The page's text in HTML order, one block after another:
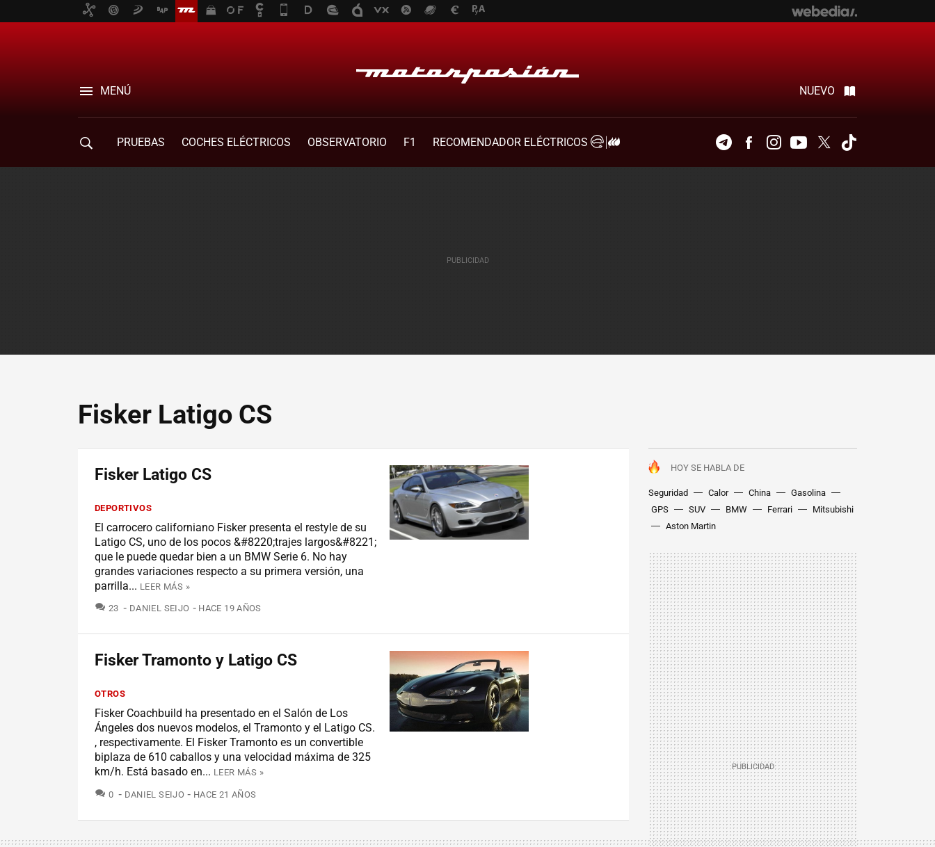
MENÚ NUEVO
PRUEBAS COCHES ELÉCTRICOS OBSERVATORIO F1
RECOMENDADOR ELÉCTRICOS
TelegramFacebookInstagramYoutubeTwitter
Fisker Latigo CS
HOY SE HABLA DE
Seguridad Calor China
Gasolina
GPS
SUV BMW Ferrari
Mitsubishi
Aston Martin
Fisker Latigo CS
DEPORTIVOS
El carrocero californiano Fisker presenta el restyle de su
Latigo CS, uno de los pocos &#8220;trajes largos&#8221;
que le puede quedar bien a un BMW Serie 6. No hay
grandes variaciones respecto a su primera versión, una
parrilla... LEER MÁS »
23 COMENTARIOS
DANIEL SEIJO HACE 19 AÑOS
Fisker Tramonto y Latigo CS
OTROS
Fisker Coachbuild ha presentado en el Salón de Los
Ángeles dos nuevos modelos, el Tramonto y el Latigo CS.
, respectivamente. El Fisker Tramonto es un convertible
biplaza de 610 caballos y una velocidad máxima de 325
km/h. Está basado en... LEER MÁS »
0 COMENTARIOS
DANIEL SEIJO HACE 21 AÑOS